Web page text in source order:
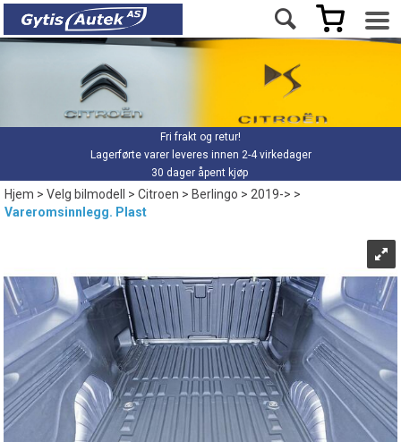
Fri frakt og retur!
Lagerførte varer leveres innen 2-4 virkedager
30 dager åpent kjøp
Hjem>Velg bilmodell >Citroen>Berlingo>2019->>
Vareromsinnlegg. Plast